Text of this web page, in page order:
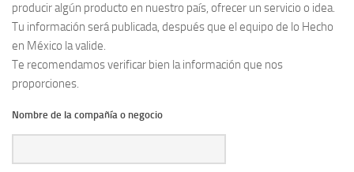
producir algún producto en nuestro país, ofrecer un servicio o idea.
Tu información será publicada, después que el equipo de lo Hecho
en México la valide.
Te recomendamos verificar bien la información que nos
proporciones.
Nombre de la compañía o negocio